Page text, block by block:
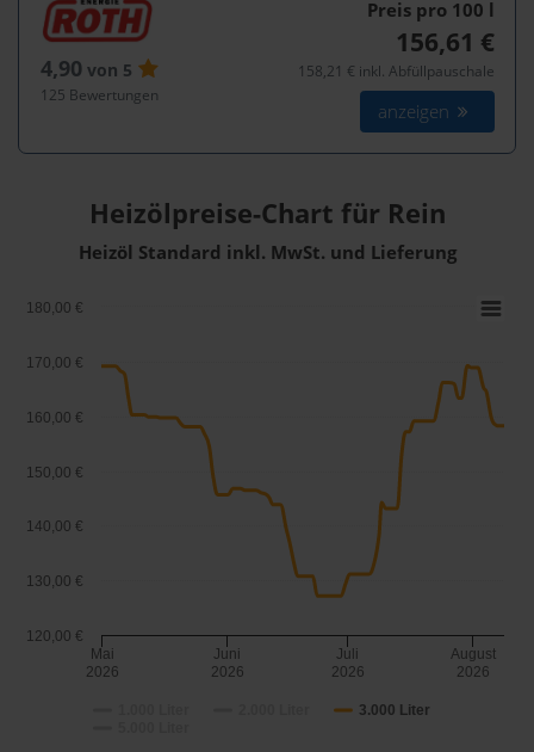
4,90 von 5
125 Bewertungen
Preis pro 100 l
156,61 €
158,21 € inkl. Abfüllpauschale
anzeigen
Heizölpreise-Chart für Rein
Heizöl Standard inkl. MwSt. und Lieferung
3.000 Liter
Mai
2026
Juni
2026
Juli
2026
August
2026
120,00 €
130,00 €
140,00 €
150,00 €
160,00 €
170,00 €
180,00 €